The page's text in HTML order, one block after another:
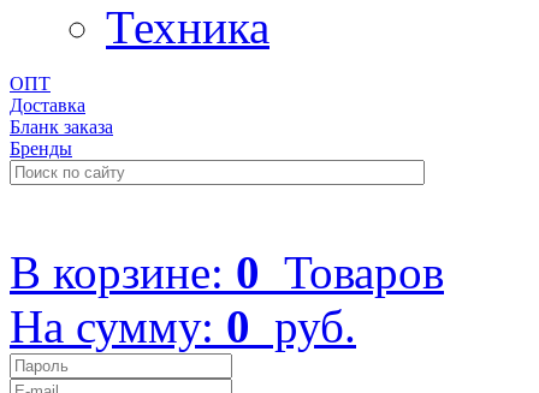
Техника
ОПТ
Доставка
Бланк заказа
Бренды
В корзине: 0 Товаров
На сумму: 0 руб.